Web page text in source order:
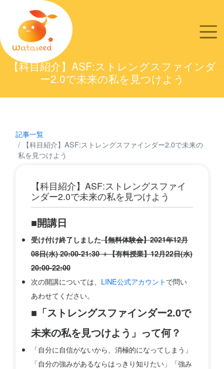
【科目紹介】ASF:ストレングスファインダ
ー2.0で未来の私を見つけよう
記事一覧
【科目紹介】ASF:ストレングスファインダー2.0で未来の
私を見つけよう
【科目紹介】ASF:ストレングスファイ
ンダー2.0で未来の私を見つけよう
■開講日
受け付け終了しました【無料体験会】2021年12月
08日(水) 20:00-21:30 ＋【有料授業】12月22日(水)
20:00-22:00
次の開講については、 LINE公式アカウントで問い
あわせてください。
■「ストレングスファインダー2.0で
未来の私を見つけよう」って何？
「自分に自信がないから、消極的になってしまう」
「自分の強みがあるならはっきり知りたい」「強み